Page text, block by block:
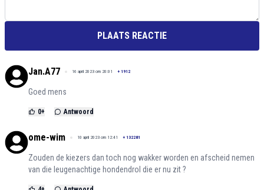
PLAATS REACTIE
Jan.A77 16 april 2023 om 20:01 + 1912
Goed mens
0+ Antwoord
ome-wim 10 april 2023 om 12:41 + 132281
Zouden de kiezers dan toch nog wakker worden en afscheid nemen
van die leugenachtige hondendrol die er nu zit ?